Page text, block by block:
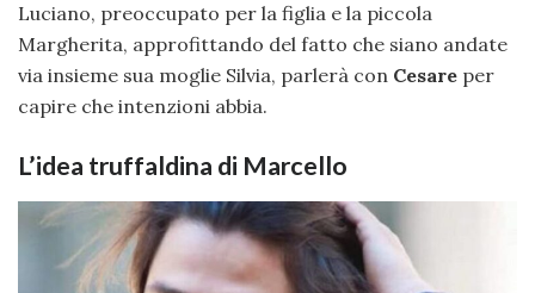
Luciano, preoccupato per la figlia e la piccola
Margherita, approfittando del fatto che siano andate
via insieme sua moglie Silvia, parlerà con Cesare per
capire che intenzioni abbia.
L’idea truffaldina di Marcello